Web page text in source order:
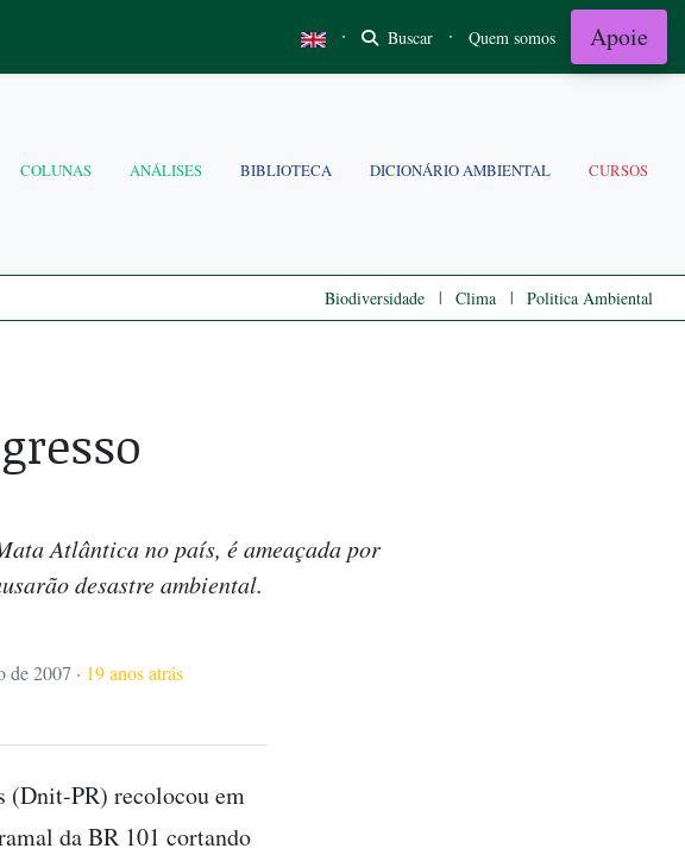
· Buscar · Quem somos Apoie
COLUNAS ANÁLISES BIBLIOTECA DICIONÁRIO AMBIENTAL CURSOS
Biodiversidade | Clima | Politica Ambiental
Atlântica no país, é ameaçada por
desastre ambiental.
de 2007 · 19 anos atrás
(Dnit-PR) recolocou em
da BR 101 cortando